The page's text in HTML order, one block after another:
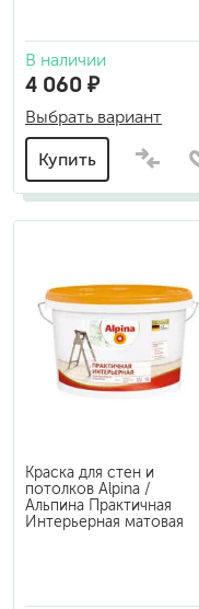
В наличии
4 060 ₽
Выбрать вариант
Купить
Краска для стен и
потолков Alpina /
Альпина Практичная
Интерьерная матовая